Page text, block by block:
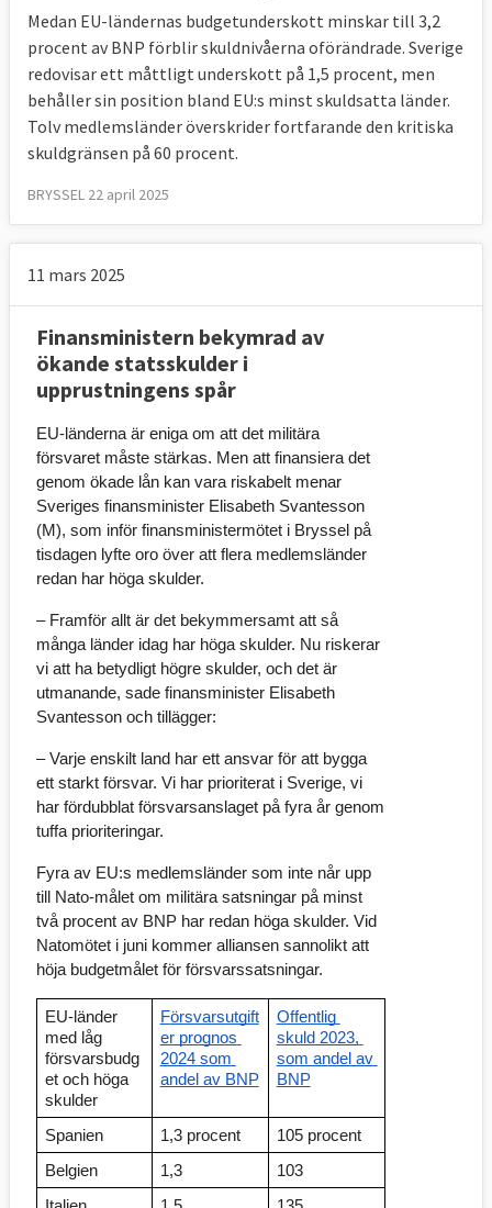
Medan EU-ländernas budgetunderskott minskar till 3,2
procent av BNP förblir skuldnivåerna oförändrade. Sverige
redovisar ett måttligt underskott på 1,5 procent, men
behåller sin position bland EU:s minst skuldsatta länder.
Tolv medlemsländer överskrider fortfarande den kritiska
skuldgränsen på 60 procent.
BRYSSEL 22 april 2025
11 mars 2025
Finansministern bekymrad av
ökande statsskulder i
upprustningens spår
EU-länderna är eniga om att det militära
försvaret måste stärkas. Men att finansiera det
genom ökade lån kan vara riskabelt menar
Sveriges finansminister Elisabeth Svantesson
(M), som inför finansministermötet i Bryssel på
tisdagen lyfte oro över att flera medlemsländer
redan har höga skulder.
– Framför allt är det bekymmersamt att så
många länder idag har höga skulder. Nu riskerar
vi att ha betydligt högre skulder, och det är
utmanande, sade finansminister Elisabeth
Svantesson och tillägger:
– Varje enskilt land har ett ansvar för att bygga
ett starkt försvar. Vi har prioriterat i Sverige, vi
har fördubblat försvarsanslaget på fyra år genom
tuffa prioriteringar.
Fyra av EU:s medlemsländer som inte når upp
till Nato-målet om militära satsningar på minst
två procent av BNP har redan höga skulder. Vid
Natomötet i juni kommer alliansen sannolikt att
höja budgetmålet för försvarssatsningar.
EU-länder
med låg
försvarsbudg
et och höga
skulder
Försvarsutgift
er prognos
2024 som
andel av BNP
Offentlig
skuld 2023,
som andel av
BNP
Spanien 1,3 procent
105 procent
Belgien
1,3
103